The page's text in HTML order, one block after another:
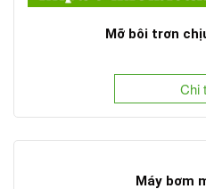
Mỡ bôi trơn
Chi
Máy bơm